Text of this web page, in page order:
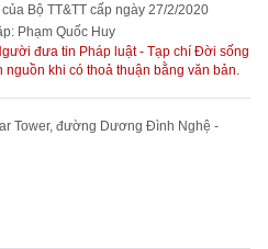
Bộ TT&TT cấp ngày 27/2/2020
Phạm Quốc Huy
đưa tin Pháp luật - Tạp chí Đời sống
khi có thoả thuận bằng văn bản.
Tower, đường Dương Đình Nghệ -